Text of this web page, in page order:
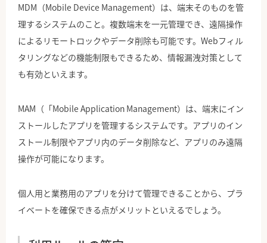
MDM（Mobile Device Management）は、端末そのものを管
理するシステムのこと。複数端末を一元管理でき、遠隔操作
によるリモートロックやデータ削除も可能です。Webフィル
タリングなどの機能制限もできるため、情報漏洩対策として
も有効といえます。
MAM（「Mobile Application Management）は、端末にイン
ストールしたアプリを管理するシステムです。アプリのイン
ストール制限やアプリ内のデータ削除など、アプリのみ遠隔
操作が可能になります。
個人用と業務用のアプリを分けて管理できることから、プラ
イベートを確保できる点がメリットといえるでしょう。